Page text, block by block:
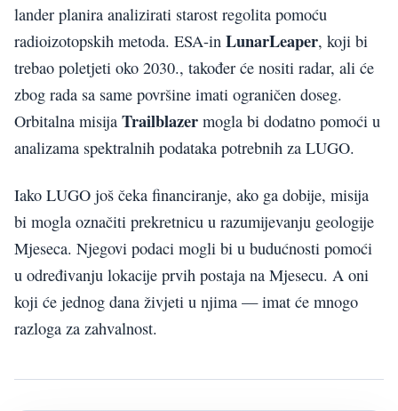
lander planira analizirati starost regolita pomoću
radioizotopskih metoda. ESA-in LunarLeaper, koji bi
trebao poletjeti oko 2030., također će nositi radar, ali će
zbog rada sa same površine imati ograničen doseg.
Orbitalna misija Trailblazer mogla bi dodatno pomoći u
analizama spektralnih podataka potrebnih za LUGO.
Iako LUGO još čeka financiranje, ako ga dobije, misija
bi mogla označiti prekretnicu u razumijevanju geologije
Mjeseca. Njegovi podaci mogli bi u budućnosti pomoći
u određivanju lokacije prvih postaja na Mjesecu. A oni
koji će jednog dana živjeti u njima — imat će mnogo
razloga za zahvalnost.